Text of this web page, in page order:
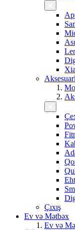
Çıxış
Ev və Mətbəx
Ev və